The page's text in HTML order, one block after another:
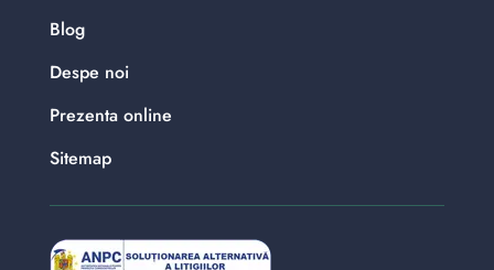
Blog
Despe noi
Prezenta online
Sitemap